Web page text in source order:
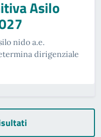
Asilo
nido a.e.
dirigenziale